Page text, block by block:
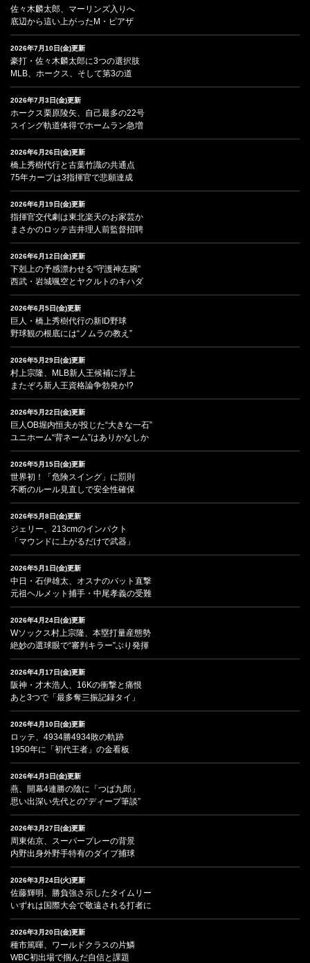
佐々木麟太郎、マーリンズ入りへ
底辺から這い上がったM・ピアザ
2026年7月10日(金)更新
豪打・佐々木麟太郎に3つの選択肢
MLB、ホークス、そして第3の道
2026年7月3日(金)更新
ホークス栗原陵矢、自己最多の22号
スイング軌道体得でホームラン急増
2026年6月26日(金)更新
橋上秀樹代行と古葉竹識の共通点
75年カープは3指揮官で悲願達成
2026年6月19日(金)更新
指揮官交代劇は東北楽天のお家芸か
まさかのロッテ吉井理人前監督招聘
2026年6月12日(金)更新
下剋上の予感漂わせる“守護神左腕”
西武・岩城颯空とヤクルトのキハダ
2026年6月5日(金)更新
巨人・橋上秀樹代行の新ID野球
野球観の根底には“ノムラの教え”
2026年5月29日(金)更新
村上宗隆、MLB新人王候補に浮上
またぞろ新人王資格論争勃発か!?
2026年5月22日(金)更新
巨人OB堀内恒夫が投じた“大きな一石”
ユニホーム“背ネーム”はありかなしか
2026年5月15日(金)更新
世界初！「危険スイング」に罰則
不断のルール見直しで安全性確保
2026年5月8日(金)更新
ジェリー、213cmのインパクト
「マウンドに上がるだけで武器」
2026年5月1日(金)更新
中日・石伊雄太、オスナのバット直撃
元祖ヘルメット捕手・中尾孝義の受難
2026年4月24日(金)更新
Wソックス村上宗隆、本塁打量産態勢
絶妙の選球眼で“審判キラー”ぶり発揮
2026年4月17日(金)更新
阪神・才木浩人、16Kの衝撃と痛恨
あと3つで「最多奪三振記録タイ」
2026年4月10日(金)更新
ロッテ、4934勝4934敗の軌跡
1950年に「初代王者」の金看板
2026年4月3日(金)更新
燕、開幕4連勝の陰に「つば九郎」
思い出深い先代との“ディープ筆談”
2026年3月27日(金)更新
周東佑京、スーパープレーの背景
内野出身外野手特有のダイブ捕球
2026年3月24日(火)更新
佐藤輝明、勝負強さ示したタイムリー
いずれは国際大会で敬遠される打者に
2026年3月20日(金)更新
種市篤暉、ワールドクラスの片鱗
WBC初出場で掴んだ自信と課題